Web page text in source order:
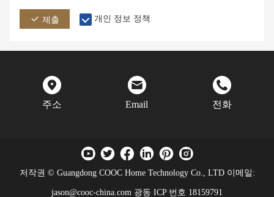
제출 개인 정보 정책
주소 Email 전화
저작권 © Guangdong COOC Home Technology Co., LTD 이메일:
jason@cooc-china.com 광동 ICP 번호 18159791